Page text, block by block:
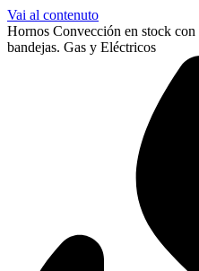
Vai al contenuto
Hornos Convección en stock
bandejas. Gas y Eléctricos